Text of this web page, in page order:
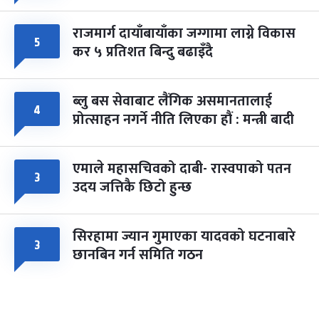
५ राजमार्ग दायाँबायाँका जग्गामा लाग्ने विकास
कर ५ प्रतिशत बिन्दु बढाइँदै
४ ब्लु बस सेवाबाट लैंगिक असमानतालाई
प्रोत्साहन नगर्ने नीति लिएका हौं : मन्त्री बादी
३ एमाले महासचिवको दाबी- रास्वपाको पतन
उदय जत्तिकै छिटो हुन्छ
३ सिरहामा ज्यान गुमाएका यादवको घटनाबारे
छानबिन गर्न समिति गठन